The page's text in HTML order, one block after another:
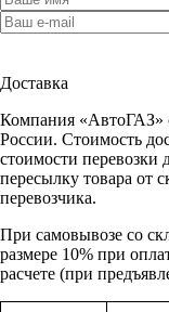
Доставка
Компания «АвтоГАЗ»
России. Стоимость
стоимости перевозки
пересылку товара от
перевозчика.
При самовывозе со
размере 10% при
расчете (при